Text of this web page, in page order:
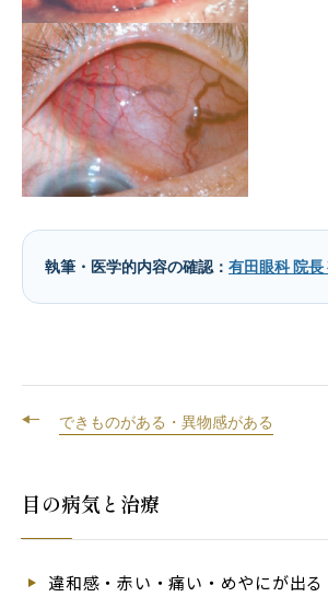
執筆・医学的内容の確認： 有田眼科 院長
できものがある・異物感がある
目の病気と治療
違和感・赤い・痛い・めやにが出